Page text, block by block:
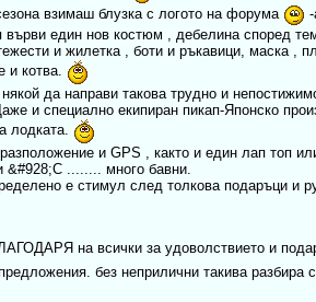
взимаш блузка с логото на форума
върви един нов костюм , дебелина според
и жилетка , боти и ръкавици, маска ,
и котва.
да направи такова трудно и
и специално екипиран пикап-Японско
лодката.
и GPS , както и един лап топ
&#928;С ........ много бавни.
е стимул след толкова подаръци и
на всички за удоволствието и
без неприлични такива разбира